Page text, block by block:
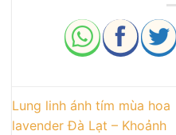
Lung linh ánh tím mùa hoa
lavender Đà Lạt – Khoảnh